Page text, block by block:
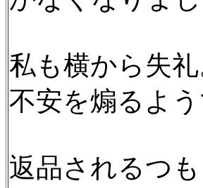
私も横から失礼
不安を煽るよ
返品されるつ